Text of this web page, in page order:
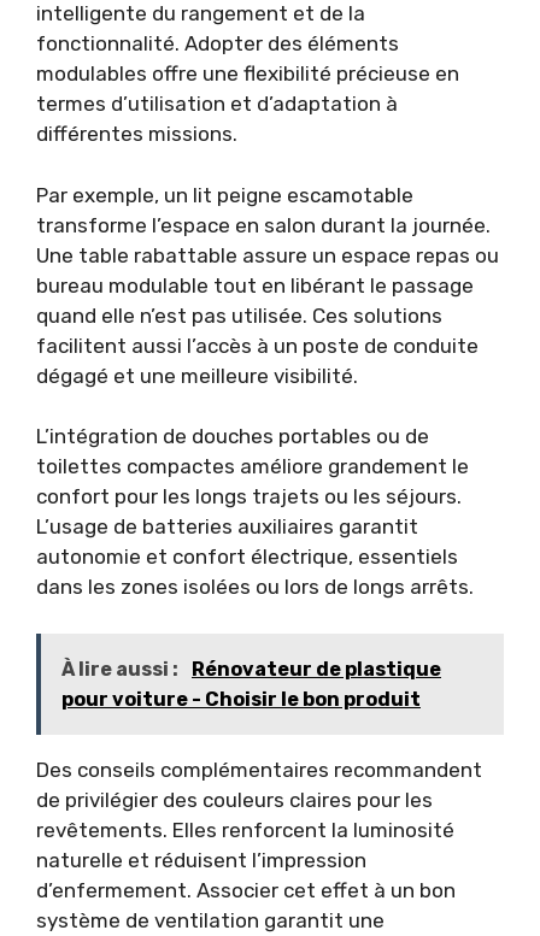
intelligente du rangement et de la
fonctionnalité. Adopter des éléments
modulables offre une flexibilité précieuse en
termes d’utilisation et d’adaptation à
différentes missions.
Par exemple, un lit peigne escamotable
transforme l’espace en salon durant la journée.
Une table rabattable assure un espace repas ou
bureau modulable tout en libérant le passage
quand elle n’est pas utilisée. Ces solutions
facilitent aussi l’accès à un poste de conduite
dégagé et une meilleure visibilité.
L’intégration de douches portables ou de
toilettes compactes améliore grandement le
confort pour les longs trajets ou les séjours.
L’usage de batteries auxiliaires garantit
autonomie et confort électrique, essentiels
dans les zones isolées ou lors de longs arrêts.
À lire aussi :
Rénovateur de plastique
pour voiture - Choisir le bon produit
Des conseils complémentaires recommandent
de privilégier des couleurs claires pour les
revêtements. Elles renforcent la luminosité
naturelle et réduisent l’impression
d’enfermement. Associer cet effet à un bon
système de ventilation garantit une